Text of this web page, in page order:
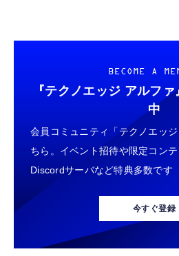
【整備済み品】
3.5インチ NAS丶パ
ハードディスク 保証
￥5,480
【整備済み品】エ
モニター 21.5イン
HDMI/DisplayPort/
ライトカット & フ
￥8,520
￥6,980
【New】Amazon
ストリーミングをは
グメディアプレイヤ
￥6,980
Amazon Fire TV
質ストリーミング |
プレイヤー
決戦- 約165mm
￥9,900
TAMASHII
動戦士ガンダム
ト(オーブ連合首長国
約140mm PVC&ABS
￥9,900
TAMASHII
HUNTER×HUNTER
PVC&ABS製 塗装済
BECOME A
『テクノエッジ アルファ
中
会員コミュニティ「テクノエッ
ちら。イベント招待や限定コン
Discordサーバなど特典多数です
今すぐ登録